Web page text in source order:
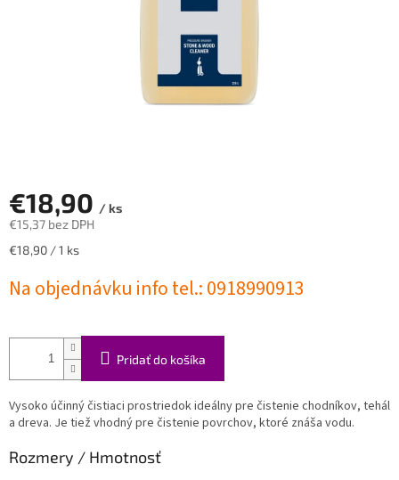
€18,90 / ks
€15,37 bez DPH
Jednotková
€18,90 / 1 ks
Na objednávku info tel.: 0918990913
Pridať do košíka
Vysoko účinný čistiaci prostriedok ideálny pre čistenie chodníkov, tehál
a dreva. Je tiež vhodný pre čistenie povrchov, ktoré znáša vodu.
Rozmery / Hmotnosť